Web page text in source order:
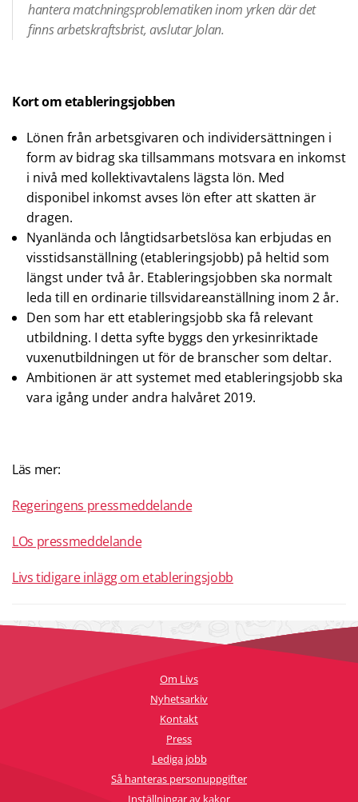
hantera matchningsproblematiken inom yrken där det
finns arbetskraftsbrist, avslutar Jolan.
Kort om etableringsjobben
Lönen från arbetsgivaren och individersättningen i
form av bidrag ska tillsammans motsvara en inkomst
i nivå med kollektivavtalens lägsta lön. Med
disponibel inkomst avses lön efter att skatten är
dragen.
Nyanlända och långtidsarbetslösa kan erbjudas en
visstidsanställning (etableringsjobb) på heltid som
längst under två år. Etableringsjobben ska normalt
leda till en ordinarie tillsvidareanställning inom 2 år.
Den som har ett etableringsjobb ska få relevant
utbildning. I detta syfte byggs den yrkesinriktade
vuxenutbildningen ut för de branscher som deltar.
Ambitionen är att systemet med etableringsjobb ska
vara igång under andra halvåret 2019.
Läs mer:
Regeringens pressmeddelande
LOs pressmeddelande
Livs tidigare inlägg om etableringsjobb
Om Livs
Nyhetsarkiv
Kontakt
Press
Lediga jobb
Så hanteras personuppgifter